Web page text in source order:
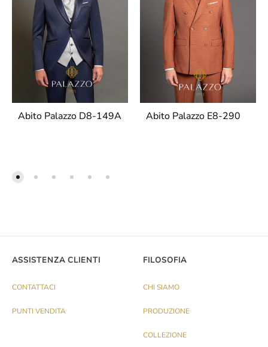
Abito Palazzo D8-149A Abito Palazzo E8-290
ASSISTENZA CLIENTI
CONTATTACI
PUNTI VENDITA
FILOSOFIA
CHI SIAMO
PRODUZIONE
COLLEZIONE